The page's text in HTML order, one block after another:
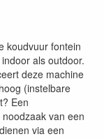
koudvuur fontein
als outdoor.
deze machine
(instelbare
Een
van een
via een